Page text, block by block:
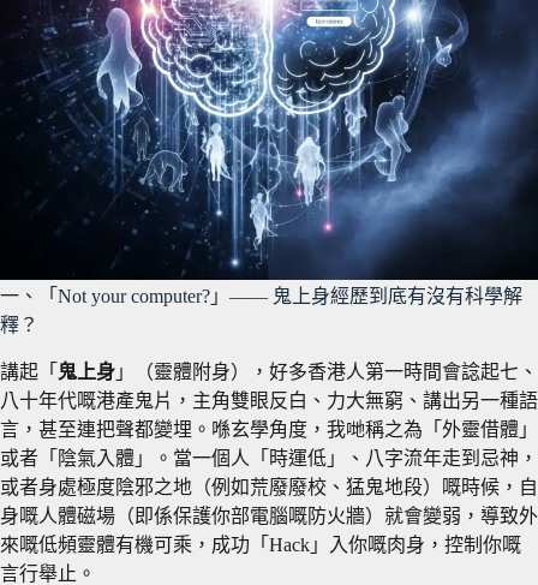
一、「Not your computer?」—— 鬼上身經歷到底有沒有科學解
釋？
講起「 鬼上身 」（靈體附身），好多香港人第一時間會諗起七、
八十年代嘅港產鬼片，主角雙眼反白、力大無窮、講出另一種語
言，甚至連把聲都變埋。喺玄學角度，我哋稱之為「外靈借體」
或者「陰氣入體」。當一個人「時運低」、八字流年走到忌神，
或者身處極度陰邪之地（例如荒廢廢校、猛鬼地段）嘅時候，自
身嘅人體磁場（即係保護你部電腦嘅防火牆）就會變弱，導致外
來嘅低頻靈體有機可乘，成功「Hack」入你嘅肉身，控制你嘅
言行舉止。